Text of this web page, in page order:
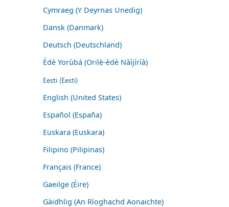
Cymraeg (Y Deyrnas Unedig)
Dansk (Danmark)
Deutsch (Deutschland)
Èdè Yorùbá (Orilẹ̀-èdè Nàìjíríà)
Eesti (Eesti)
English (United States)
Español (España)
Euskara (Euskara)
Filipino (Pilipinas)
Français (France)
Gaeilge (Éire)
Gàidhlig (An Rìoghachd Aonaichte)